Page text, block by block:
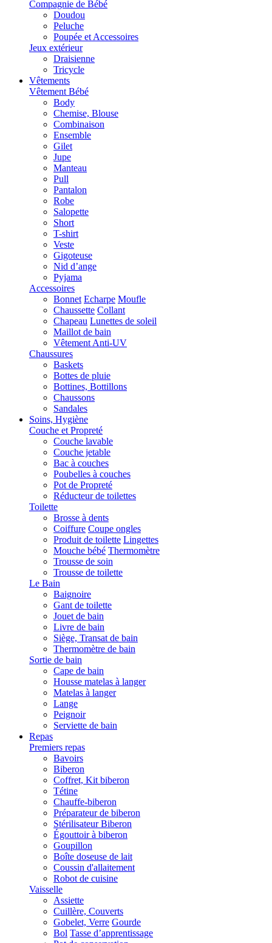
Compagnie de Bébé
Doudou
Peluche
Poupée et Accessoires
Jeux extérieur
Draisienne
Tricycle
Vêtements
Vêtement Bébé
Body
Chemise, Blouse
Combinaison
Ensemble
Gilet
Jupe
Manteau
Pull
Pantalon
Robe
Salopette
Short
T-shirt
Veste
Gigoteuse
Nid d’ange
Pyjama
Accessoires
Bonnet Echarpe Moufle
Chaussette Collant
Chapeau Lunettes de soleil
Maillot de bain
Vêtement Anti-UV
Chaussures
Baskets
Bottes de pluie
Bottines, Bottillons
Chaussons
Sandales
Soins, Hygiène
Couche et Propreté
Couche lavable
Couche jetable
Bac à couches
Poubelles à couches
Pot de Propreté
Réducteur de toilettes
Toilette
Brosse à dents
Coiffure Coupe ongles
Produit de toilette Lingettes
Mouche bébé Thermomètre
Trousse de soin
Trousse de toilette
Le Bain
Baignoire
Gant de toilette
Jouet de bain
Livre de bain
Siège, Transat de bain
Thermomètre de bain
Sortie de bain
Cape de bain
Housse matelas à langer
Matelas à langer
Lange
Peignoir
Serviette de bain
Repas
Premiers repas
Bavoirs
Biberon
Coffret, Kit biberon
Tétine
Chauffe-biberon
Préparateur de biberon
Stérilisateur Biberon
Égouttoir à biberon
Goupillon
Boîte doseuse de lait
Coussin d'allaitement
Robot de cuisine
Vaisselle
Assiette
Cuillère, Couverts
Gobelet, Verre Gourde
Bol Tasse d’apprentissage